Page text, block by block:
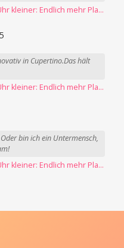
→ iOS 27 macht die Uhr kleiner: Endlich mehr Platz fürs Hintergrundbild
in Cupertino.Das hält
→ iOS 27 macht die Uhr kleiner: Endlich mehr Platz fürs Hintergrundbild
bin ich ein Untermensch,
→ iOS 27 macht die Uhr kleiner: Endlich mehr Platz fürs Hintergrundbild